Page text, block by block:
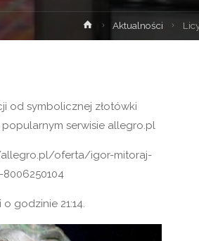
Strona
główna
Aktualności
od symbolicznej złotówki
serwisie allegro.pl
allegro.pl/oferta/igor-mitoraj-
godzinie 21:14.